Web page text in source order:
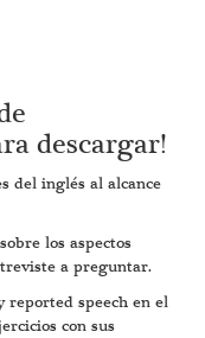
descargar!
del inglés al alcance
los aspectos
a preguntar.
reported speech en el
con sus